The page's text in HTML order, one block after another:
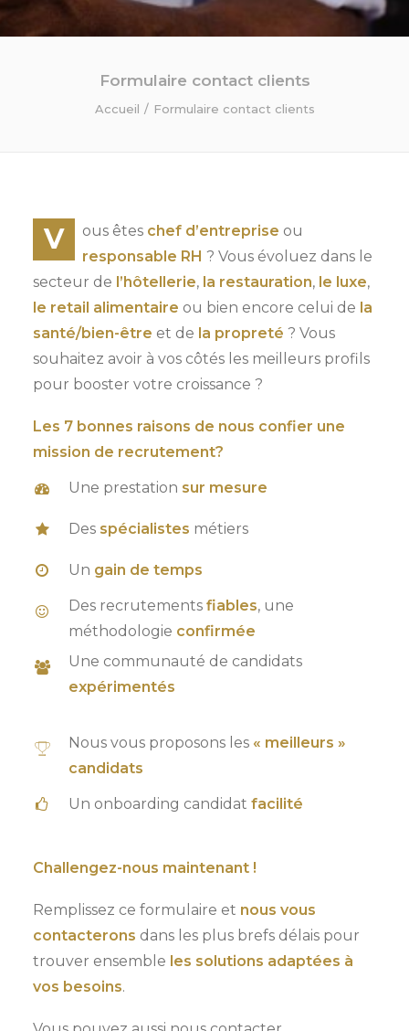
Formulaire contact clients
Accueil Formulaire contact clients
V ous êtes chef d’entreprise ou
responsable RH ? Vous évoluez dans le
secteur de l’hôtellerie, la restauration, le luxe,
le retail alimentaire ou bien encore celui de la
santé/bien-être et de la propreté ? Vous
souhaitez avoir à vos côtés les meilleurs profils
pour booster votre croissance ?
Les 7 bonnes raisons de nous confier une
mission de recrutement?
Une prestation sur mesure
Des spécialistes métiers
Un gain de temps
Des recrutements fiables, une
méthodologie confirmée
Une communauté de candidats
expérimentés
Nous vous proposons les « meilleurs »
candidats
Un onboarding candidat facilité
Challengez-nous maintenant !
Remplissez ce formulaire et nous vous
contacterons dans les plus brefs délais pour
trouver ensemble les solutions adaptées à
vos besoins.